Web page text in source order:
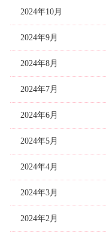
2024年10月
2024年9月
2024年8月
2024年7月
2024年6月
2024年5月
2024年4月
2024年3月
2024年2月